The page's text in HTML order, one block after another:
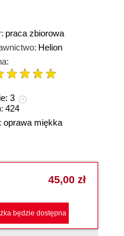
praca zbiorowa
Helion
3
424
oprawa miękka
45,00 zł
będzie dostępna